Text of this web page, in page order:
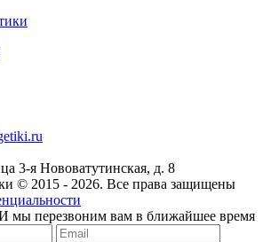
3-я Нововатутинская, д. 8
© 2015 - 2026. Все права защищены
мы перезвоним вам в ближайшее время